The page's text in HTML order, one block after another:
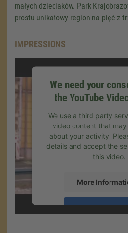
małych dzieciaków. Park
prostu unikatowy region na pięć z
IMPRESSIONS
We need your
the YouTube
We use a third party
video content that
about your activity.
details and accept the
this video.
More
Accept